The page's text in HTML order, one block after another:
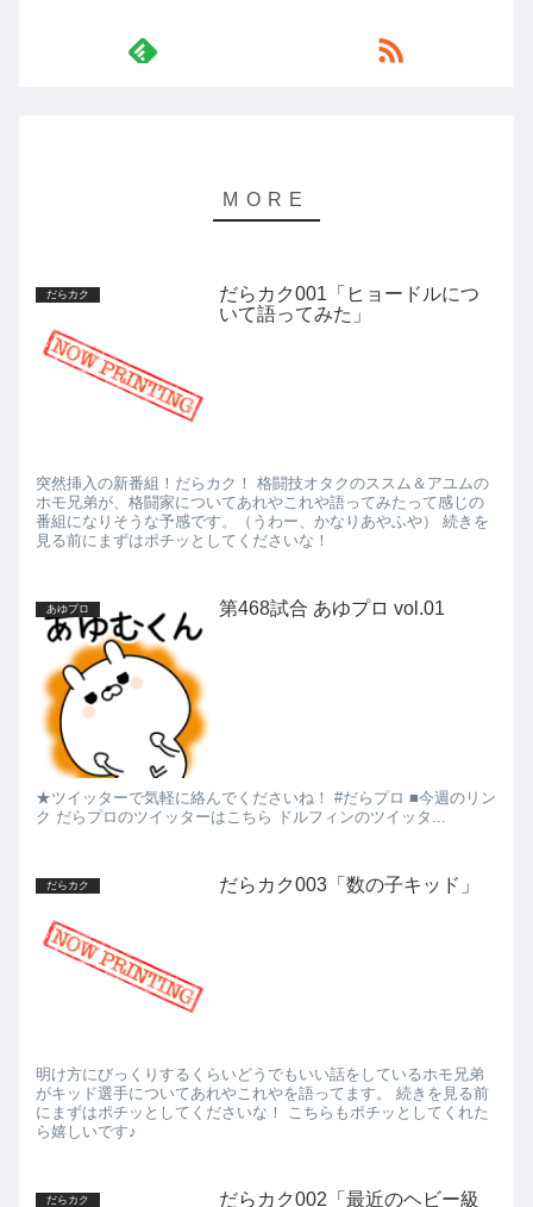
だらカク
だらカク001「ヒョードルにつ
いて語ってみた」
突然挿入の新番組！だらカク！ 格闘技オタクのススム＆アユムの
ホモ兄弟が、格闘家についてあれやこれや語ってみたって感じの
番組になりそうな予感です。（うわー、かなりあやふや） 続きを
見る前にまずはポチッとしてくださいな！
あゆプロ 第468試合 あゆプロ vol.01
★ツイッターで気軽に絡んでくださいね！ #だらプロ ■今週のリン
ク だらプロのツイッターはこちら ドルフィンのツイッタ...
だらカク だらカク003「数の子キッド」
明け方にびっくりするくらいどうでもいい話をしているホモ兄弟
がキッド選手についてあれやこれやを語ってます。 続きを見る前
にまずはポチッとしてくださいな！ こちらもポチッとしてくれた
ら嬉しいです♪
だらカク
だらカク002「最近のヘビー級